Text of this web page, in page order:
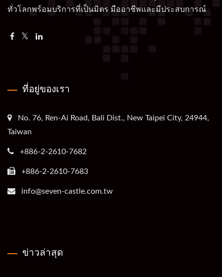
ทั่วโลกพร้อมบริการที่เป็นมิตร มืออาชีพและมีประสบการณ์
ที่อยู่ของเรา
No. 76, Ren-Ai Road, Bali Dist., New Taipei City, 24944,
Taiwan
+886-2-2610-7682
+886-2-2610-7683
info@seven-castle.com.tw
ข่าวล่าสุด